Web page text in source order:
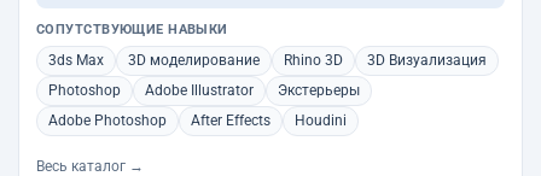
СОПУТСТВУЮЩИЕ НАВЫКИ
3ds Max 3D моделирование Rhino 3D
3D Визуализация
Photoshop
Adobe Illustrator
Экстерьеры
Adobe Photoshop
After Effects Houdini
Весь каталог →